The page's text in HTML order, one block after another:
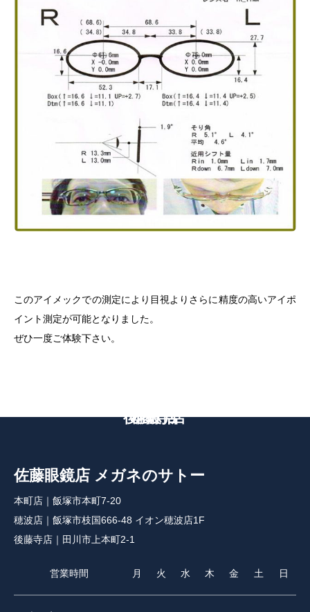
このアイメックでの測定により目視よりさらに精度の高いアイポ
イント測定が可能となりました。
ぜひ一度ご体験下さい。
本町店
穂波店
後藤寺店
佐藤眼鏡店 メガネのサトー
本町店｜飯塚市本町7-20
穂波店｜飯塚市枝国666-48 イオン穂波店1F
後藤寺店｜田川市上本町2-1
営業時間 月 火 水 木 金 土 日